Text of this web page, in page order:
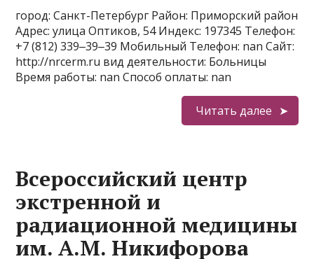
город: Санкт-Петербург Район: Приморский район
Адрес: улица Оптиков, 54 Индекс: 197345 Телефон:
+7 (812) 339‒39‒39 Мобильный Телефон: nan Сайт:
http://nrcerm.ru вид деятельности: Больницы
Время работы: nan Способ оплаты: nan
Читать далее
Всероссийский центр
экстренной и
радиационной медицины
им. А.М. Никифорова